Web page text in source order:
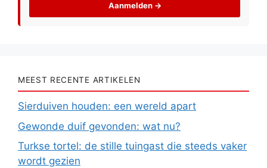
Aanmelden →
MEEST RECENTE ARTIKELEN
Sierduiven houden: een wereld apart
Gewonde duif gevonden: wat nu?
Turkse tortel: de stille tuingast die steeds vaker
wordt gezien